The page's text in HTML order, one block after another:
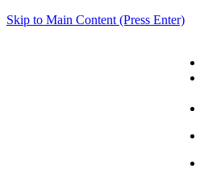
Skip to Main Content (Press Enter)